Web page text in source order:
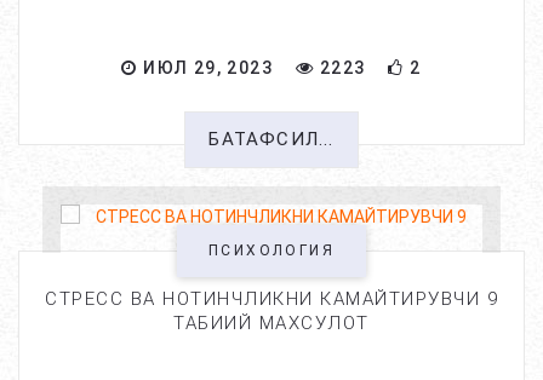
ИЮЛ 29, 2023 2223 2
БАТАФСИЛ...
ПСИХОЛОГИЯ
СТРЕСС ВА НОТИНЧЛИКНИ КАМАЙТИРУВЧИ 9
ТАБИИЙ МАХСУЛОТ